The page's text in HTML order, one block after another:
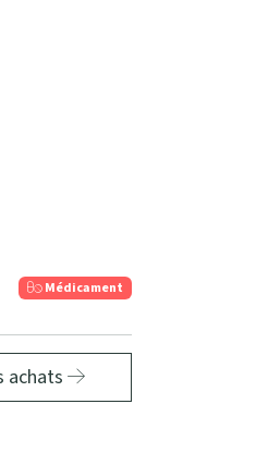
Médicament
achats